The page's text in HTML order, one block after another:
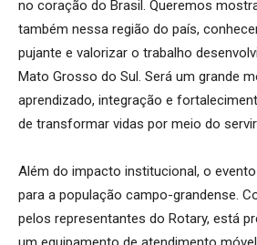
no coração do Brasil. Queremos
também nessa região do país,
pujante e valorizar o trabalho
Mato Grosso do Sul. Será um grande
aprendizado, integração e
de transformar vidas por meio do
Além do impacto institucional, o
para a população campo-grandense.
pelos representantes do Rotary, está